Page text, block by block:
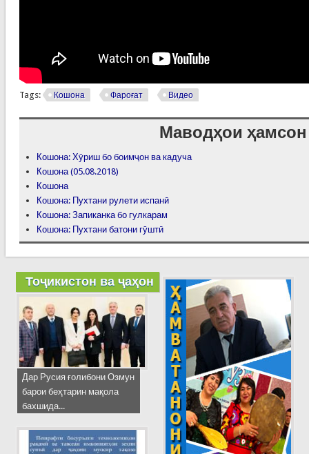
Tags: Кошона Фароғат Видео
Маводҳои ҳамсон
Кошона: Хӯриш бо боимҷон ва кадуча
Кошона (05.08.2018)
Кошона
Кошона: Пухтани рулети испанӣ
Кошона: Запиканка бо гулкарам
Кошона: Пухтани батони гӯштӣ
Тоҷикистон ва ҷаҳон
Дар Русия ғолибони Озмун
барои беҳтарин мақола
бахшида...